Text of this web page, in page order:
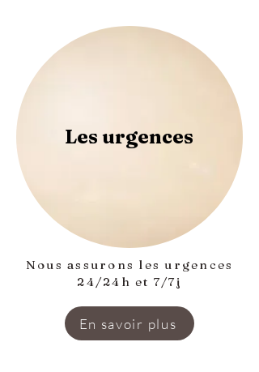
Les urgences
Nous assurons les urgences
24/24h et 7/7j
En savoir plus